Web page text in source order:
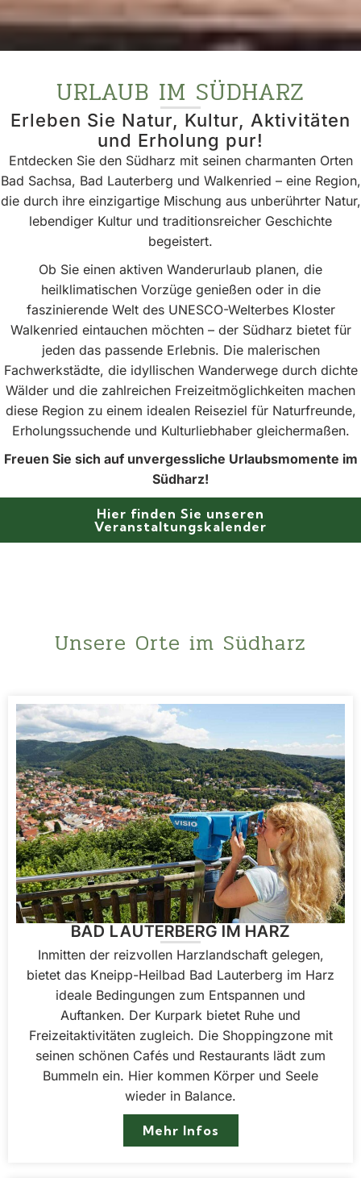
URLAUB IM SÜDHARZ
Erleben Sie Natur, Kultur, Aktivitäten
und Erholung pur!
Entdecken Sie den Südharz mit seinen charmanten Orten
Bad Sachsa, Bad Lauterberg und Walkenried – eine Region,
die durch ihre einzigartige Mischung aus unberührter Natur,
lebendiger Kultur und traditionsreicher Geschichte
begeistert.
Ob Sie einen aktiven Wanderurlaub planen, die
heilklimatischen Vorzüge genießen oder in die
faszinierende Welt des UNESCO-Welterbes Kloster
Walkenried eintauchen möchten – der Südharz bietet für
jeden das passende Erlebnis. Die malerischen
Fachwerkstädte, die idyllischen Wanderwege durch dichte
Wälder und die zahlreichen Freizeitmöglichkeiten machen
diese Region zu einem idealen Reiseziel für Naturfreunde,
Erholungssuchende und Kulturliebhaber gleichermaßen.
Freuen Sie sich auf unvergessliche Urlaubsmomente im
Südharz!
Hier finden Sie unseren
Veranstaltungskalender
Unsere Orte im Südharz
BAD LAUTERBERG IM HARZ
Inmitten der reizvollen Harzlandschaft gelegen,
bietet das Kneipp-Heilbad Bad Lauterberg im Harz
ideale Bedingungen zum Entspannen und
Auftanken. Der Kurpark bietet Ruhe und
Freizeitaktivitäten zugleich. Die Shoppingzone mit
seinen schönen Cafés und Restaurants lädt zum
Bummeln ein. Hier kommen Körper und Seele
wieder in Balance.
Mehr Infos